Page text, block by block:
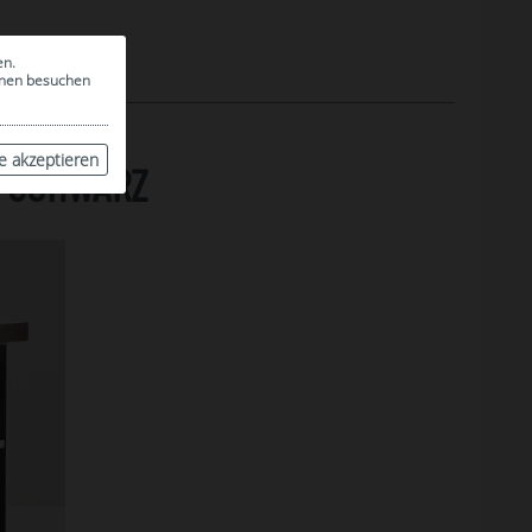
besuchen
akzeptieren